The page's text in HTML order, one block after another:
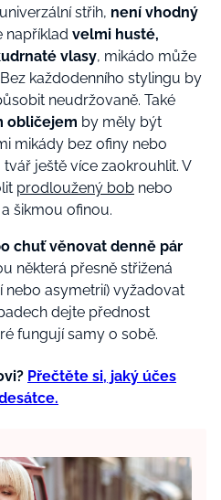
střih, není vhodný
například velmi husté,
vlasy, mikádo může
každodenního stylingu by
neudržovaně. Také
obličejem by měly být
mikády bez ofiny nebo
ještě více zaokrouhlit. V
prodloužený bob nebo
šikmou ofinou.
chuť věnovat denně pár
některá přesně střižená
nebo asymetrií) vyžadovat
dejte přednost
fungují samy o sobě.
Přečtěte si, jaký účes